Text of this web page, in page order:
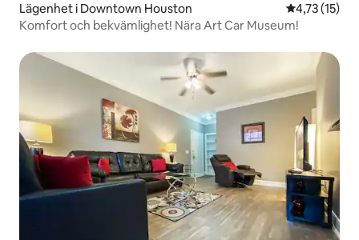
Lägenhet i Downtown Houston 4,73 av 5 i
4,73 (15)
Komfort och bekvämlighet! Nära Art Car Museum!